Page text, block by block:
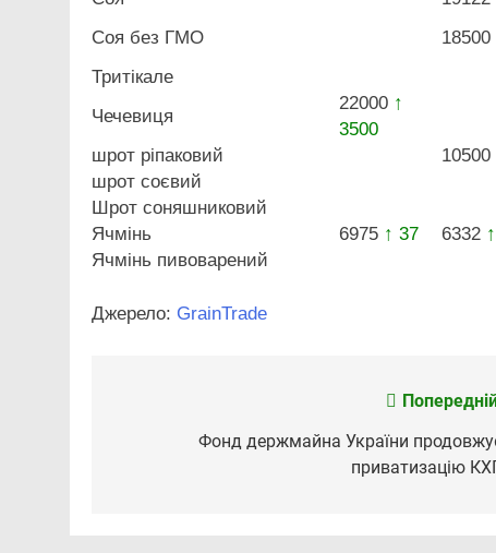
Соя без ГМО
18500
Тритікале
Чечевиця
22000 ↑
3500
шрот ріпаковий
10500
шрот соєвий
Шрот соняшниковий
Ячмінь
6975 ↑ 37 6332
Ячмінь пивоварений
Джерело: GrainTrade
записівФонд держмайна України
приватизацію